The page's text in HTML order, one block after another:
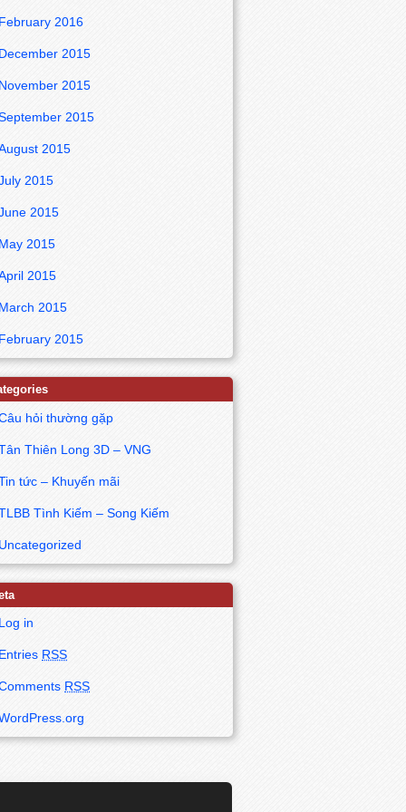
2016
2015
2015
2015
2015
2015
2015
2015
2015
2015
2015
hỏi thường gặp
Thiên Long 3D – VNG
tức – Khuyến mãi
Tình Kiếm – Song Kiếm
in
RSS
RSS